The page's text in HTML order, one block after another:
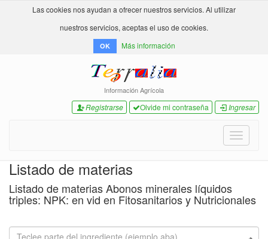
Las cookies nos ayudan a ofrecer nuestros servicios. Al utilizar
nuestros servicios, aceptas el uso de cookies.
OK Más información
Información Agrícola
Registrarse Olvide mi contraseña Ingresar
Toggle
Listado de materias
Listado de materias Abonos minerales líquidos
triples: NPK: en vid en Fitosanitarios y Nutricionales